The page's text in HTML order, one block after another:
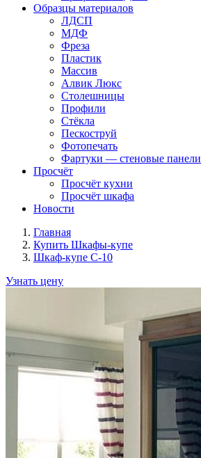
Образцы материалов
ЛДСП
МДФ
Фреза
Пластик
Массив
Алвик Люкс
Столешницы
Профили
Стёкла
Пескоструй
Фотопечать
Фартуки — стеновые панели
Просчёт
Просчёт кухни
Просчёт шкафа
Новости
Главная
Купить Шкафы-купе
Шкаф-купе C-10
Узнать цену